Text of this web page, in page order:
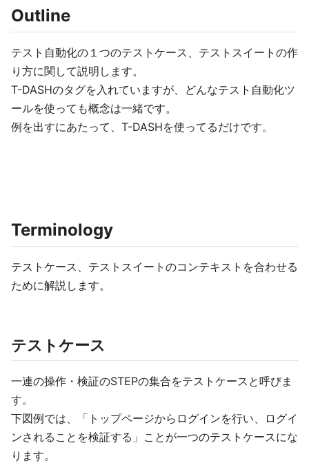
Outline
テスト自動化の１つのテストケース、テストスイートの作
り方に関して説明します。
T-DASHのタグを入れていますが、どんなテスト自動化ツ
ールを使っても概念は一緒です。
例を出すにあたって、T-DASHを使ってるだけです。
Terminology
テストケース、テストスイートのコンテキストを合わせる
ために解説します。
テストケース
一連の操作・検証のSTEPの集合をテストケースと呼びま
す。
下図例では、「トップページからログインを行い、ログイ
ンされることを検証する」ことが一つのテストケースにな
ります。